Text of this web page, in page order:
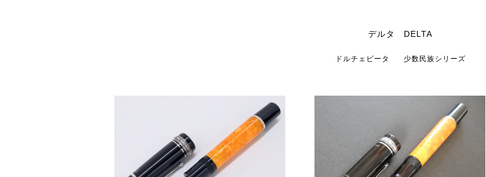
デルタ DELTA
ドルチェビータ 少数民族シリーズ